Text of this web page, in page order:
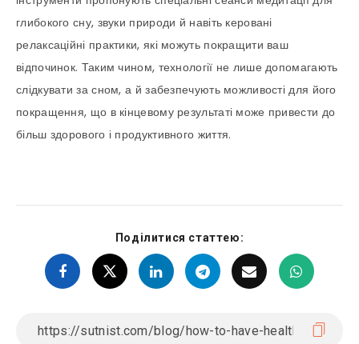
глибокого сну, звуки природи й навіть керовані
релаксаційні практики, які можуть покращити ваш
відпочинок. Таким чином, технології не лише допомагають
слідкувати за сном, а й забезпечують можливості для його
покращення, що в кінцевому результаті може привести до
більш здорового і продуктивного життя.
Поділитися статтею: